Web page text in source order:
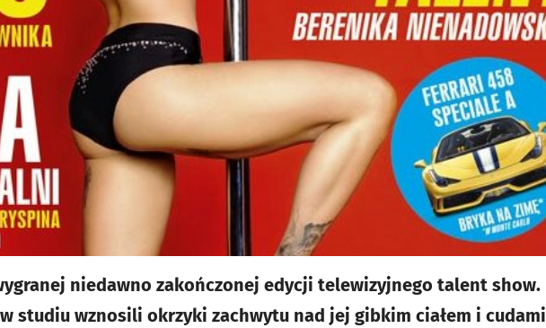
niedawno zakończonej edycji telewizyjnego talent show.
studiu wznosili okrzyki zachwytu nad jej gibkim ciałem i cudami